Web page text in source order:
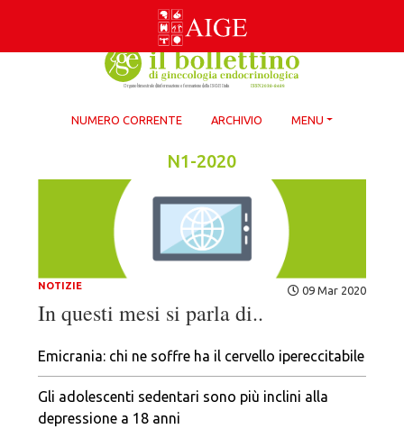
NUMERO CORRENTE ARCHIVIO MENU
N1-2020
NOTIZIE 09 Mar 2020
In questi mesi si parla di..
Emicrania: chi ne soffre ha il cervello ipereccitabile
Gli adolescenti sedentari sono più inclini alla
depressione a 18 anni